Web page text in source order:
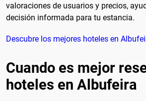
valoraciones de usuarios y precios,
decisión informada para tu estancia.
Descubre los mejores hoteles en
Cuando es mejor
hoteles en Albufeira